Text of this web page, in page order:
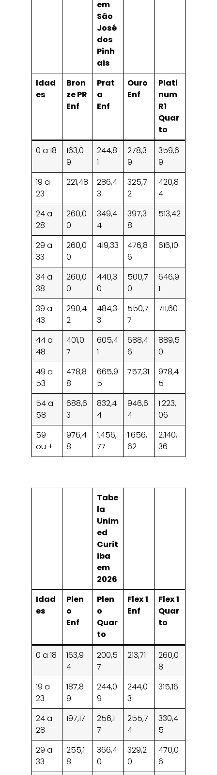
em
São
José
dos
Pinh
ais
Idad
es
Bron
ze PR
Enf
Prat
a
Enf
Ouro
Enf
Plati
num
R1
Quar
to
0 a 18
163,0
9
244,8
1
278,3
9
359,6
9
19 a
23
221,48
286,4
3
325,7
2
420,8
4
24 a
28
260,0
0
349,4
4
397,3
8
513,42
29 a
33
260,0
0
419,33
476,8
6
616,10
34 a
38
260,0
0
440,3
0
500,7
0
646,9
1
39 a
43
290,4
2
484,3
3
550,7
7
711,60
44 a
48
401,0
7
605,4
1
688,4
6
889,5
0
49 a
53
478,8
8
665,9
5
757,31
978,4
5
54 a
58
688,6
3
832,4
4
946,6
4
1.223,
06
59
ou +
976,4
8
1.456,
77
1.656,
62
2.140,
36
Tabe
la
Unim
ed
Curit
iba
em
2026
Idad
es
Plen
o
Enf
Plen
o
Quar
to
Flex 1
Enf
Flex 1
Quar
to
0 a 18
163,9
4
200,5
7
213,71
260,0
8
19 a
23
187,8
9
244,0
9
244,0
3
315,16
24 a
28
197,17
256,1
7
255,7
4
330,4
5
29 a
33
255,1
8
366,4
0
329,2
0
470,0
6